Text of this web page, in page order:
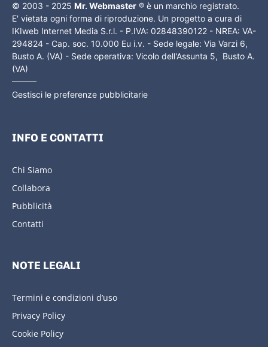
© 2003 - 2025 Mr. Webmaster ® è un marchio registrato.
E' vietata ogni forma di riproduzione. Un progetto a cura di
IKIweb Internet Media S.r.l. - P.IVA: 02848390122 - NREA: VA-
294824 - Cap. soc. 10.000 Eu i.v. - Sede legale: Via Varzi 6,
Busto A. (VA) - Sede operativa: Vicolo dell'Assunta 5, Busto A.
(VA)
Gestisci le preferenze pubblicitarie
INFO E CONTATTI
Chi Siamo
Collabora
Pubblicità
Contatti
NOTE LEGALI
Termini e condizioni d’uso
Privacy Policy
Cookie Policy